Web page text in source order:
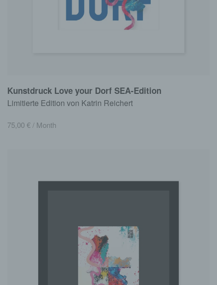
Kunstdruck Love your Dorf SEA-Edition
Limitierte Edition von Katrin Reichert
75,00€/ Month